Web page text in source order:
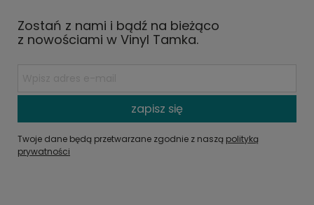
Zostań z nami i bądź na bieżąco
z nowościami w Vinyl Tamka.
zapisz się
Twoje dane będą przetwarzane zgodnie z naszą polityką
prywatności